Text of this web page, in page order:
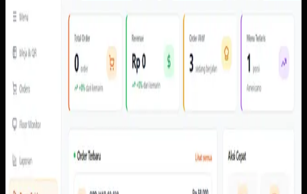
Software Kustom
QR Ordering
Sebelumnya
Order perlu membawa konteks meja, item, pembayaran,
dan status secara konsisten dari perangkat pelanggan ke
admin dan kitchen tanpa bergantung pada konfirmasi
manual.
Yang kami bangun